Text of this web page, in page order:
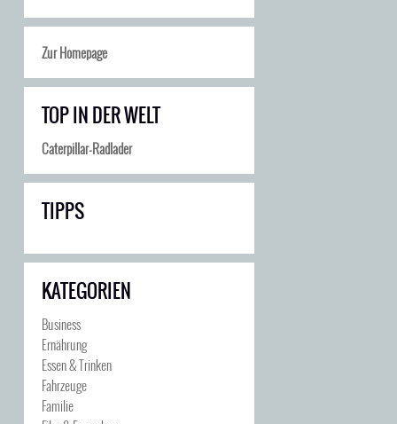
Zur Homepage
TOP IN DER WELT
Caterpillar-Radlader
TIPPS
KATEGORIEN
Business
Ernährung
Essen & Trinken
Fahrzeuge
Familie